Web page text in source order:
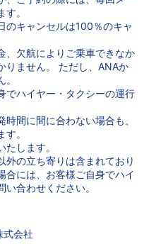
。
のキャンセルは100％のキャ
、欠航によりご乗車できなか
りません。 ただし、ANAか
でハイヤー・タクシーの運行
間に間に合わない場合も、
。
します。
外の立ち寄りは含まれており
合には、お客様ご自身でハイ
合わせください。
式会社